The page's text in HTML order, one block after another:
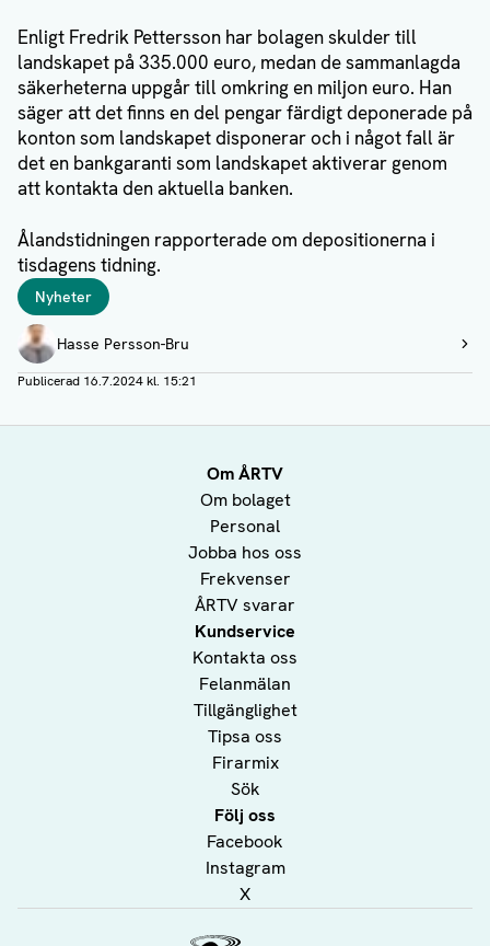
Enligt Fredrik Pettersson har bolagen skulder till
landskapet på 335.000 euro, medan de sammanlagda
säkerheterna uppgår till omkring en miljon euro. Han
säger att det finns en del pengar färdigt deponerade på
konton som landskapet disponerar och i något fall är
det en bankgaranti som landskapet aktiverar genom
att kontakta den aktuella banken.
Ålandstidningen rapporterade om depositionerna i
tisdagens tidning.
Taggar
Nyheter
Författare
Hasse Persson-Bru
Visa profil
Publicerad 16.7.2024 kl. 15:21
Om ÅRTV
Om bolaget
Personal
Jobba hos oss
Frekvenser
ÅRTV svarar
Kundservice
Kontakta oss
Felanmälan
Tillgänglighet
Tipsa oss
Firarmix
Sök
Följ oss
Facebook
Instagram
X